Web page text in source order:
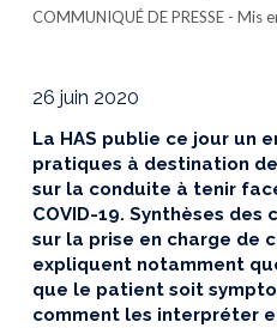
COMMUNIQUÉ DE PRESSE - Mis
26 juin 2020
La HAS publie ce jour un
pratiques à destination
sur la conduite à tenir
COVID-19. Synthèses
sur la prise en charge de
expliquent notamment
que le patient soit
comment les interpréter